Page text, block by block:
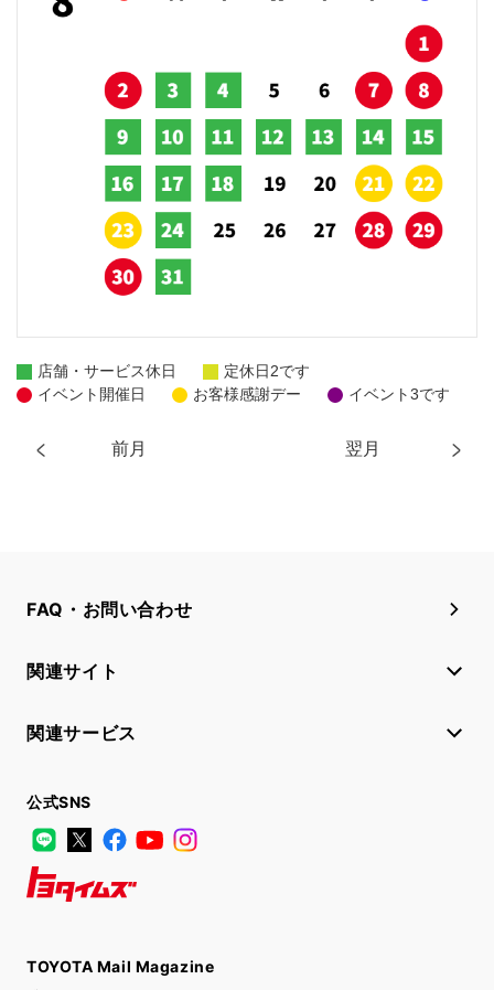
前月 翌月
店舗・サービス休日
定休日2です
イベント開催日
お客様感謝デー イベント3です
FAQ・お問い合わせ
関連サイト
関連サービス
公式SNS
LINE
X FacebookYouTube
TOYOTA Mail Magazine